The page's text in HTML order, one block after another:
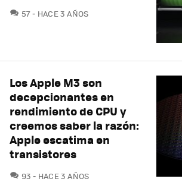
57COMENTARIOS
HACE 3 AÑOS
Los Apple M3 son
decepcionantes en
rendimiento de CPU y
creemos saber la razón:
Apple escatima en
transistores
93 COMENTARIOS
HACE 3 AÑOS